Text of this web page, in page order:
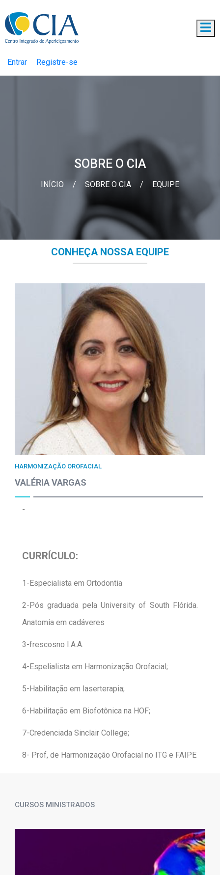
Entrar Registre-se
SOBRE O CIA
INÍCIO / SOBRE O CIA / EQUIPE
CONHEÇA NOSSA EQUIPE
HARMONIZAÇÃO OROFACIAL
VALÉRIA VARGAS
-
CURRÍCULO:
1-Especialista em Ortodontia
2-Pós graduada pela University of South Flórida.
Anatomia em cadáveres
3-frescosno I.A.A.
4-Espelialista em Harmonização Orofacial;
5-Habilitação em laserterapia;
6-Habilitação em Biofotônica na HOF;
7-Credenciada Sinclair College;
8- Prof, de Harmonização Orofacial no ITG e FAIPE
CURSOS MINISTRADOS